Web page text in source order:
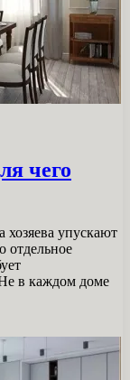
чего
упускают
отдельное
в каждом доме